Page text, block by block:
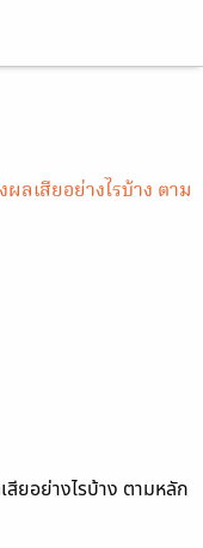
ยอย่างไรบ้าง ตามหลัก